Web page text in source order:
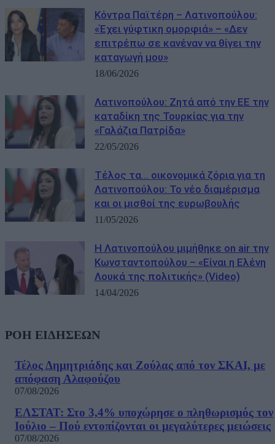
Kόντρα Παϊτέρη – Λατινοπούλου:
«Έχει γύφτικη ομορφιά» – «Δεν
επιτρέπω σε κανέναν να θίγει την
καταγωγή μου»
18/06/2026
Λατινοπούλου: Ζητά από την ΕΕ την
καταδίκη της Τουρκίας για την
«Γαλάζια Πατρίδα»
22/05/2026
Τέλος τα… οικονομικά ζόρια για τη
Λατινοπούλου: Το νέο διαμέρισμα
και οι μισθοί της ευρωβουλής
11/05/2026
H Λατινοπούλου μιμήθηκε on air την
Κωνσταντοπούλου – «Είναι η Ελένη
Λουκά της πολιτικής» (Video)
14/04/2026
ΡΟΗ ΕΙΔΗΣΕΩΝ
Τέλος Δημητριάδης και Ζούλας από τον ΣΚΑΙ, με
απόφαση Αλαφούζου
07/08/2026
ΕΛΣΤΑΤ: Στο 3,4% υποχώρησε ο πληθωρισμός τον
Ιούλιο – Πού εντοπίζονται οι μεγαλύτερες μειώσεις
07/08/2026